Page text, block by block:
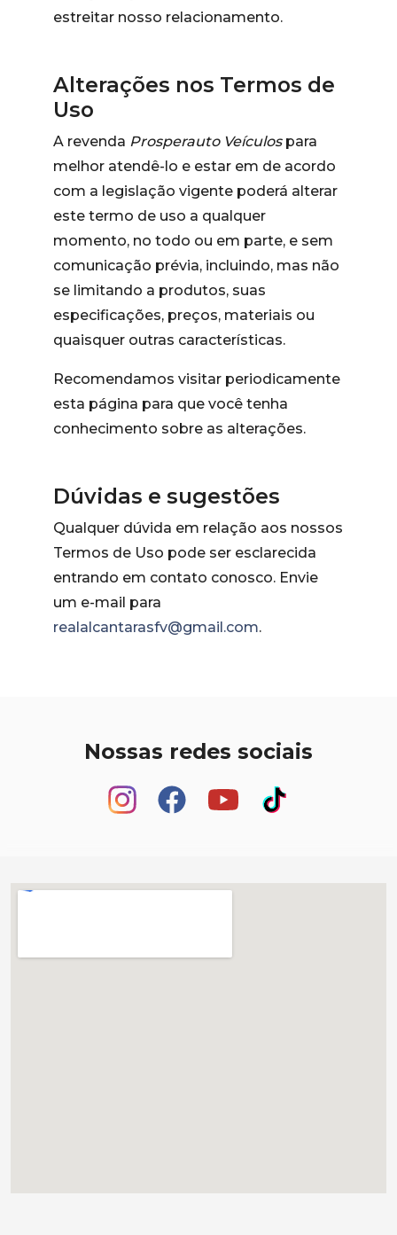
estreitar nosso relacionamento.
Alterações nos Termos de
Uso
A revenda Prosperauto Veículospara
melhor atendê-lo e estar em de acordo
com a legislação vigente poderá alterar
este termo de uso a qualquer
momento, no todo ou em parte, e sem
comunicação prévia, incluindo, mas não
se limitando a produtos, suas
especificações, preços, materiais ou
quaisquer outras características.
Recomendamos visitar periodicamente
esta página para que você tenha
conhecimento sobre as alterações.
Dúvidas e sugestões
Qualquer dúvida em relação aos nossos
Termos de Uso pode ser esclarecida
entrando em contato conosco. Envie
um e-mail para
realalcantarasfv@gmail.com.
Nossas redes sociais